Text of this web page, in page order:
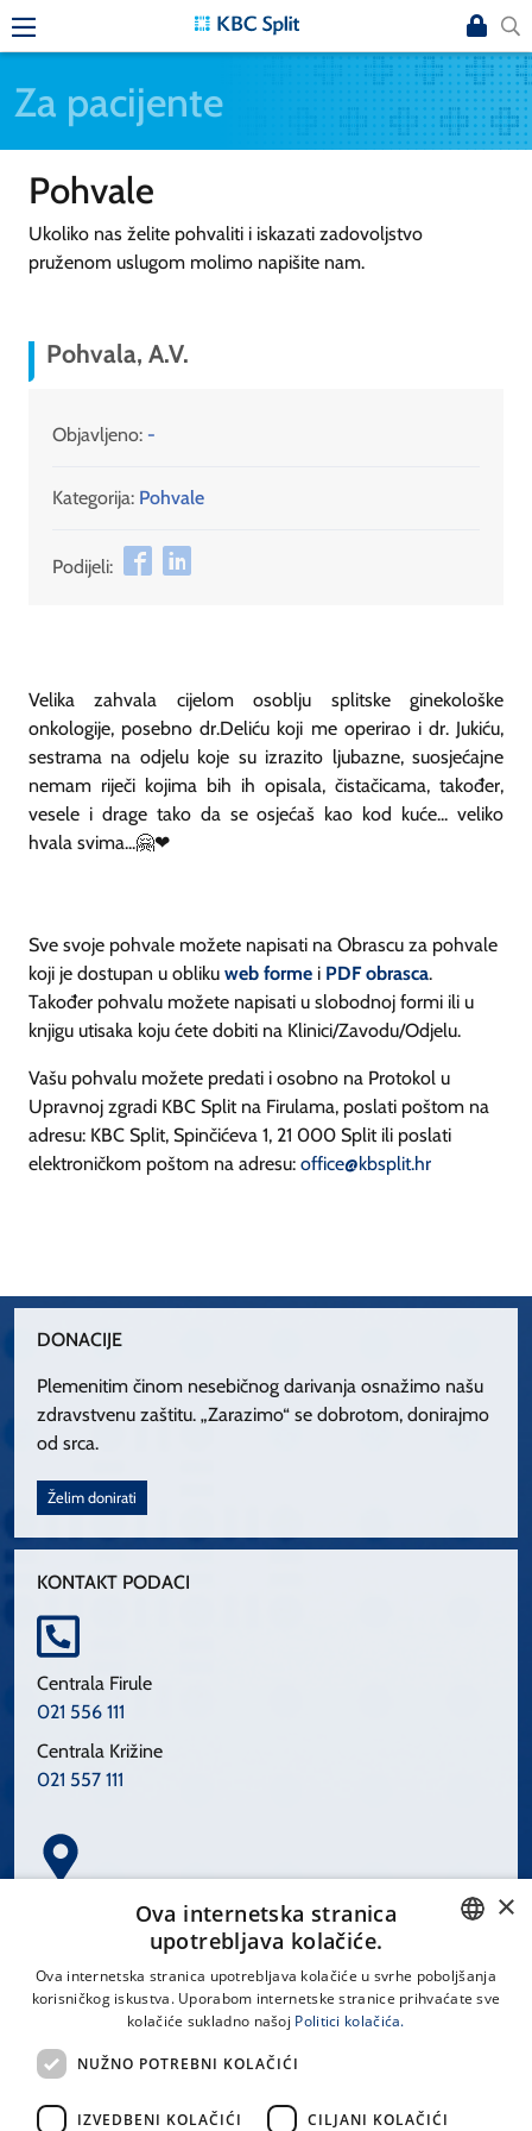
Za pacijente
Pohvale
Ukoliko nas želite pohvaliti i iskazati zadovoljstvo
pruženom uslugom molimo napišite nam.
Pohvala, A.V.
Objavljeno: -
Kategorija: Pohvale
Podijeli:
Velika zahvala cijelom osoblju splitske ginekološke
onkologije, posebno dr.Deliću koji me operirao i dr. Jukiću,
sestrama na odjelu koje su izrazito ljubazne, suosjećajne
nemam riječi kojima bih ih opisala, čistačicama, također,
vesele i drage tako da se osjećaš kao kod kuće... veliko
hvala svima...🤗❤
Sve svoje pohvale možete napisati na Obrascu za pohvale
koji je dostupan u obliku web forme i PDF obrasca.
Također pohvalu možete napisati u slobodnoj formi ili u
knjigu utisaka koju ćete dobiti na Klinici/Zavodu/Odjelu.
Vašu pohvalu možete predati i osobno na Protokol u
Upravnoj zgradi KBC Split na Firulama, poslati poštom na
adresu: KBC Split, Spinčićeva 1, 21 000 Split ili poslati
elektroničkom poštom na adresu: office@kbsplit.hr
DONACIJE
Plemenitim činom nesebičnog darivanja osnažimo našu
zdravstvenu zaštitu. „Zarazimo“ se dobrotom, donirajmo
od srca.
Želim donirati
KONTAKT PODACI
Centrala Firule
021 556 111
Centrala Križine
021 557 111
Spinčićeva 1, 21000 Split
LINKOVI
CROATIAN
×
Ova internetska stranica
upotrebljava kolačiće.
Ova internetska stranica upotrebljava kolačiće u svrhe poboljšanja
korisničkog iskustva. Uporabom internetske stranice prihvaćate sve
kolačiće sukladno našoj Politici kolačića.
NUŽNO POTREBNI KOLAČIĆI
IZVEDBENI KOLAČIĆI CILJANI KOLAČIĆI